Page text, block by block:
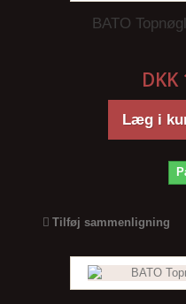
BATO
DKK
Læg i
Tilføj sammenligning